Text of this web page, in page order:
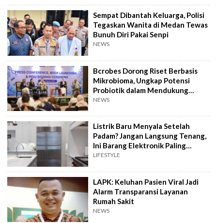
Sempat Dibantah Keluarga, Polisi
Tegaskan Wanita di Medan Tewas
Bunuh Diri Pakai Senpi
NEWS
Bcrobes Dorong Riset Berbasis
Mikrobioma, Ungkap Potensi
Probiotik dalam Mendukung
Terapi Jerawat
NEWS
Listrik Baru Menyala Setelah
Padam? Jangan Langsung Tenang,
Ini Barang Elektronik Paling
Rawan Rusak
LIFESTYLE
LAPK: Keluhan Pasien Viral Jadi
Alarm Transparansi Layanan
Rumah Sakit
NEWS